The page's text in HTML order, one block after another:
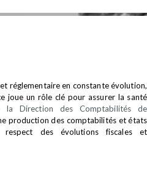
réglementaire en constante évolution,
joue un rôle clé pour assurer la santé
la Direction des Comptabilités de
production des comptabilités et états
des évolutions fiscales et